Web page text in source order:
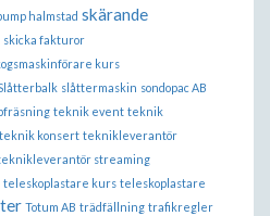
halmstad skärande
skicka fakturor
kurs
slåttermaskin sondopac AB
teknik event teknik
teknik konsert teknikleverantör
streaming
teleskoplastare kurs teleskoplastare
Totum AB trädfällning trafikregler